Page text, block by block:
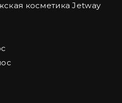
косметика Jetway